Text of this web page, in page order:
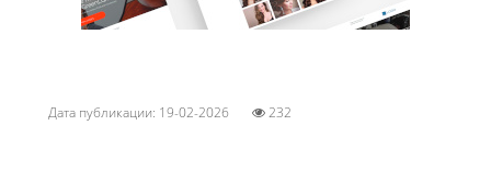
Дата публикации: 19-02-2026 232